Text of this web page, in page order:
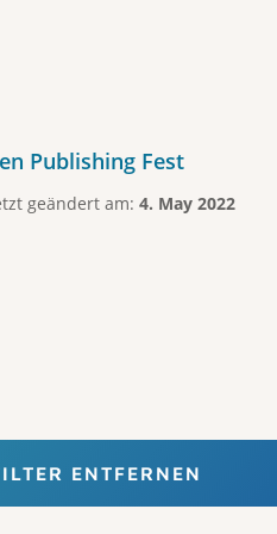
Publishing Fest
geändert am: 4. May 2022
ENTFERNEN